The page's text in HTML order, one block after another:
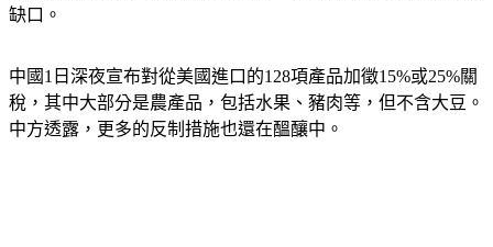
缺口。
中國1日深夜宣布對從美國進口的128項產品加徵15%或25%關
稅，其中大部分是農產品，包括水果、豬肉等，但不含大豆。
中方透露，更多的反制措施也還在醞釀中。